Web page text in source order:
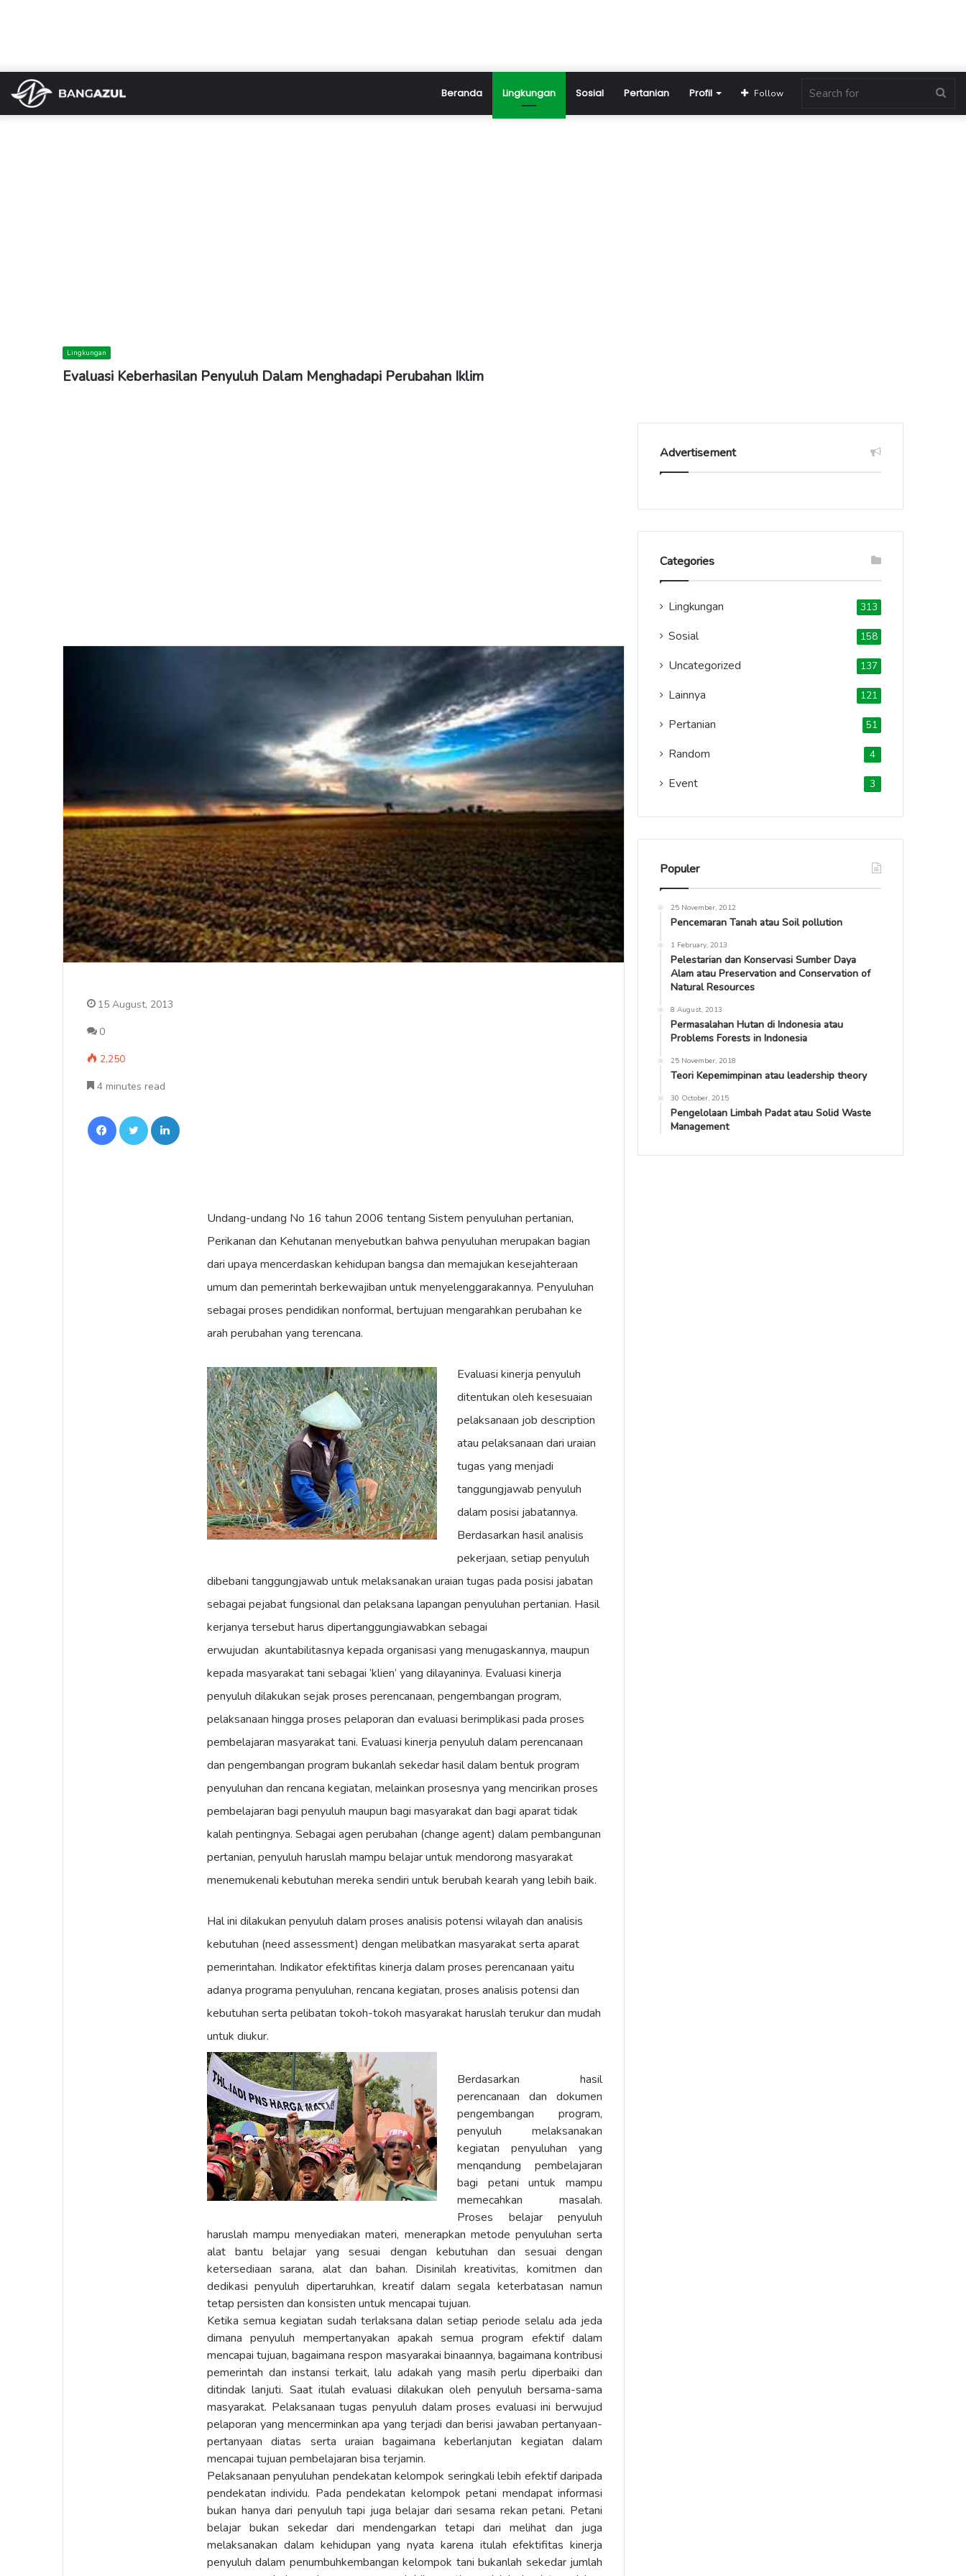
Beranda Lingkungan Sosial Pertanian Profil Follow
Lingkungan
Evaluasi Keberhasilan Penyuluh Dalam Menghadapi Perubahan Iklim
Undang-undang No 16 tahun 2006 tentang Sistem penyuluhan pertanian,
Perikanan dan Kehutanan menyebutkan bahwa penyuluhan merupakan bagian
dari upaya mencerdaskan kehidupan bangsa dan memajukan kesejahteraan
umum dan pemerintah berkewajiban untuk menyelenggarakannya. Penyuluhan
sebagai proses pendidikan nonformal, bertujuan mengarahkan perubahan ke
arah perubahan yang terencana.
Evaluasi kinerja penyuluh
ditentukan oleh kesesuaian
pelaksanaan job description
atau pelaksanaan dari uraian
tugas yang menjadi
tanggungjawab penyuluh
dalam posisi jabatannya.
Berdasarkan hasil analisis
pekerjaan, setiap penyuluh
dibebani tanggungjawab untuk melaksanakan uraian tugas pada posisi jabatan
sebagai pejabat fungsional dan pelaksana lapangan penyuluhan pertanian. Hasil
kerjanya tersebut harus dipertanggungiawabkan sebagai
erwujudan akuntabilitasnya kepada organisasi yang menugaskannya, maupun
kepada masyarakat tani sebagai ‘klien’ yang dilayaninya. Evaluasi kinerja
penyuluh dilakukan sejak proses perencanaan, pengembangan program,
pelaksanaan hingga proses pelaporan dan evaluasi berimplikasi pada proses
pembelajaran masyarakat tani. Evaluasi kinerja penyuluh dalam perencanaan
dan pengembangan program bukanlah sekedar hasil dalam bentuk program
penyuluhan dan rencana kegiatan, melainkan prosesnya yang mencirikan proses
pembelajaran bagi penyuluh maupun bagi masyarakat dan bagi aparat tidak
kalah pentingnya. Sebagai agen perubahan (change agent) dalam pembangunan
pertanian, penyuluh haruslah mampu belajar untuk mendorong masyarakat
menemukenali kebutuhan mereka sendiri untuk berubah kearah yang lebih baik.
Hal ini dilakukan penyuluh dalam proses analisis potensi wilayah dan analisis
kebutuhan (need assessment) dengan melibatkan masyarakat serta aparat
pemerintahan. Indikator efektifitas kinerja dalam proses perencanaan yaitu
adanya programa penyuluhan, rencana kegiatan, proses analisis potensi dan
kebutuhan serta pelibatan tokoh-tokoh masyarakat haruslah terukur dan mudah
untuk diukur.
Berdasarkan hasil
perencanaan dan dokumen
pengembangan program,
penyuluh melaksanakan
kegiatan penyuluhan yang
menqandung pembelajaran
bagi petani untuk mampu
memecahkan masalah.
Proses belajar penyuluh
haruslah mampu menyediakan materi, menerapkan metode penyuluhan serta
alat bantu belajar yang sesuai dengan kebutuhan dan sesuai dengan
ketersediaan sarana, alat dan bahan. Disinilah kreativitas, komitmen dan
dedikasi penyuluh dipertaruhkan, kreatif dalam segala keterbatasan namun
tetap persisten dan konsisten untuk mencapai tujuan.
Ketika semua kegiatan sudah terlaksana dalan setiap periode selalu ada jeda
dimana penyuluh mempertanyakan apakah semua program efektif dalam
mencapai tujuan, bagaimana respon masyarakai binaannya, bagaimana kontribusi
pemerintah dan instansi terkait, lalu adakah yang masih perlu diperbaiki dan
ditindak lanjuti. Saat itulah evaluasi dilakukan oleh penyuluh bersama-sama
masyarakat. Pelaksanaan tugas penyuluh dalam proses evaluasi ini berwujud
pelaporan yang mencerminkan apa yang terjadi dan berisi jawaban pertanyaan-
pertanyaan diatas serta uraian bagaimana keberlanjutan kegiatan dalam
mencapai tujuan pembelajaran bisa terjamin.
Pelaksanaan penyuluhan pendekatan kelompok seringkali lebih efektif daripada
pendekatan individu. Pada pendekatan kelompok petani mendapat informasi
bukan hanya dari penyuluh tapi juga belajar dari sesama rekan petani. Petani
belajar bukan sekedar dari mendengarkan tetapi dari melihat dan juga
melaksanakan dalam kehidupan yang nyata karena itulah efektifitas kinerja
penyuluh dalam penumbuhkembangan kelompok tani bukanlah sekedar jumlah
15 August, 2013
0
2,250
4 minutes read
Advertisement
Categories
Lingkungan 313
Sosial 158
Uncategorized 137
Lainnya 121
Pertanian 51
Random 4
Event 3
Populer
25 November, 2012
Pencemaran Tanah atau Soil pollution
1 February, 2013
Pelestarian dan Konservasi Sumber Daya
Alam atau Preservation and Conservation of
Natural Resources
8 August, 2013
Permasalahan Hutan di Indonesia atau
Problems Forests in Indonesia
25 November, 2018
Teori Kepemimpinan atau leadership theory
30 October, 2015
Pengelolaan Limbah Padat atau Solid Waste
Management